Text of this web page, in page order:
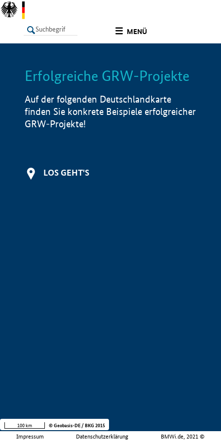
MENÜ
LISTE Info
Erfolgreiche GRW-Projekte
Auf der folgenden Deutschlandkarte
finden Sie konkrete Beispiele erfolgreicher
GRW-Projekte!
LOS GEHT'S
Impressum Datenschutzerklärung BMWi.de, 2021 ©
100 km © Geobasis-DE / BKG 2015